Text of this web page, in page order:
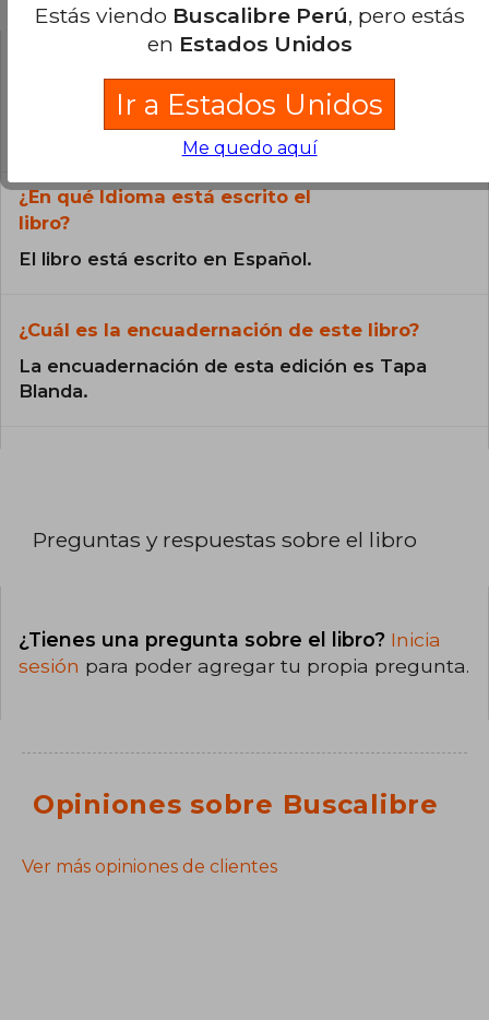
¿El libro es original?
Todos los libros de nuestro
catálogo son Originales.
¿En qué Idioma está escrito el
libro?
El libro está escrito en Español.
¿Cuál es la encuadernación de este libro?
La encuadernación de esta edición es Tapa
Blanda.
Preguntas y respuestas sobre el libro
¿Tienes una pregunta sobre el libro? Inicia
sesión para poder agregar tu propia pregunta.
Opiniones sobre Buscalibre
Ver más opiniones de clientes
Estás viendo Buscalibre Perú, pero estás
en Estados Unidos
Ir a Estados Unidos
Me quedo aquí